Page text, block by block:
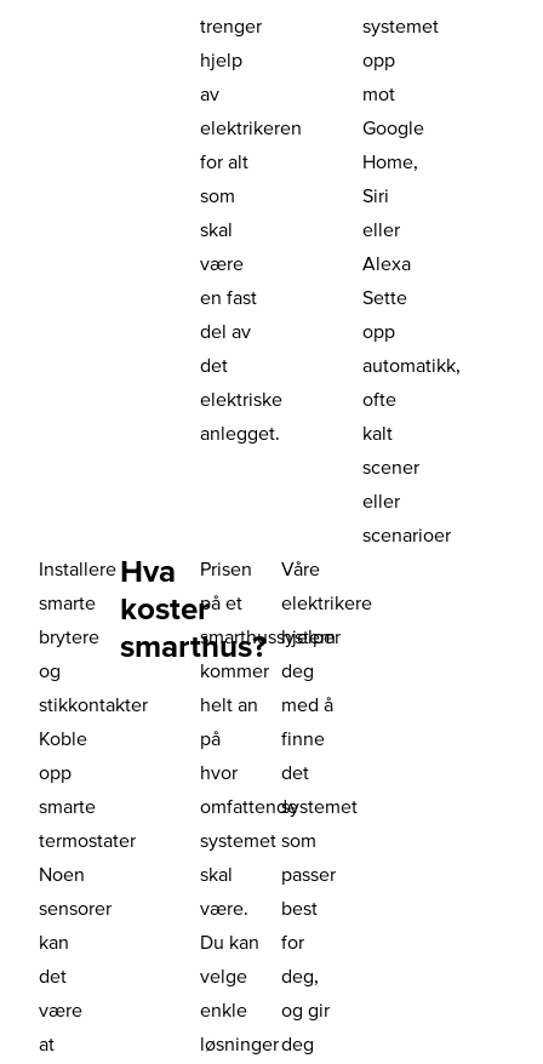
trenger
hjelp
av
elektrikeren
for alt
som
skal
være
en fast
del av
det
elektriske
anlegget.
systemet
opp
mot
Google
Home,
Siri
eller
Alexa
Sette
opp
automatikk,
ofte
kalt
scener
eller
scenarioer
Installere
smarte
brytere
og
stikkontakter
Koble
opp
smarte
termostater
Noen
sensorer
kan
det
være
at
Hva
koster
smarthus?
Prisen
på et
smarthussystem
kommer
helt an
på
hvor
omfattende
systemet
skal
være.
Du kan
velge
enkle
løsninger
Våre
elektrikere
hjelper
deg
med å
finne
det
systemet
som
passer
best
for
deg,
og gir
deg